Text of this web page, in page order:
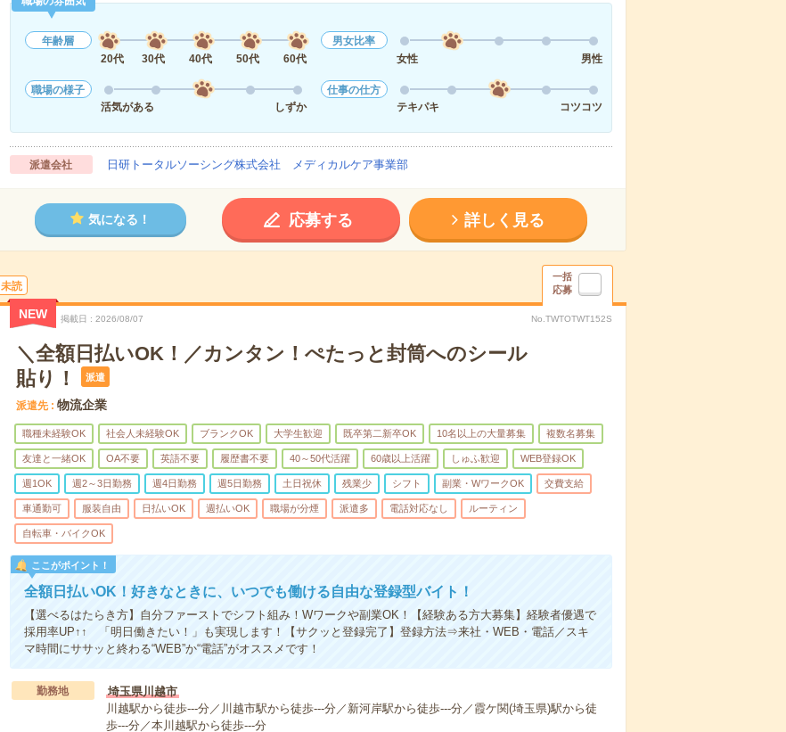
年齢層
20代
30代 40代 50代 60代
男女比率
女性
男性
職場の様子
活気がある
しずか
仕事の仕方
テキパキ
コツコツ
派遣会社 日研トータルソーシング株式会社 メディカルケア事業部
気になる！ 応募する 詳しく見る
未読
一括
応募
NEW 掲載日 2026/08/07 No.TWTOTWT152S
＼全額日払いOK！／カンタン！ぺたっと封筒へのシール
貼り！
派遣
派遣先 物流企業
職種未経験OK 社会人未経験OK ブランクOK 大学生歓迎 既卒第二新卒OK 10名以上の大量募集 複数名募集
友達と一緒OK OA不要 英語不要 履歴書不要 40～50代活躍 60歳以上活躍 しゅふ歓迎 WEB登録OK
週1OK 週2～3日勤務 週4日勤務 週5日勤務 土日祝休 残業少 シフト 副業・WワークOK 交費支給
車通勤可 服装自由 日払いOK 週払いOK 職場が分煙 派遣多 電話対応なし ルーティン
自転車・バイクOK
ここがポイント！
全額日払いOK！好きなときに、いつでも働ける自由な登録型バイト！
【選べるはたらき方】自分ファーストでシフト組み！Wワークや副業OK！【経験ある方大募集】経験者優遇で
採用率UP↑↑ 「明日働きたい！」も実現します！【サクッと登録完了】登録方法⇒来社・WEB・電話／スキ
マ時間にササッと終わる“WEB”か“電話”がオススメです！
勤務地
埼玉県川越市
川越駅から徒歩---分／川越市駅から徒歩---分／新河岸駅から徒歩---分／霞ケ関(埼玉県)駅から徒
歩---分／本川越駅から徒歩---分